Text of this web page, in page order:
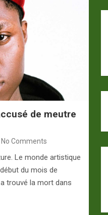
de meutre
No Comments
Le monde artistique
du mois de
trouvé la mort dans